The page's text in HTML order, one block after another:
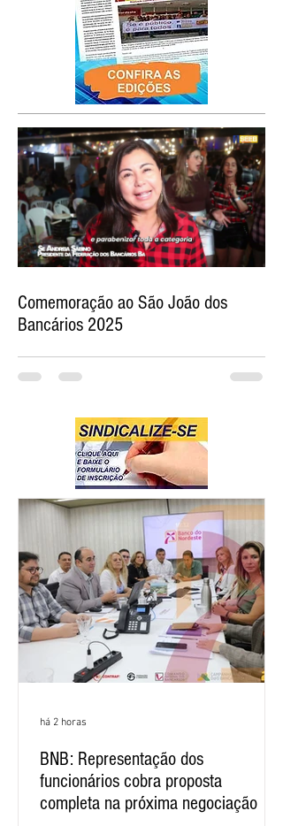
Comemoração ao São João dos
Bancários 2025
BNB: Representação dos
funcionários cobra proposta
completa na próxima negociação
há 2 horas